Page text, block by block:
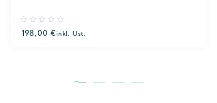
out
198,00€inkl. Ust.